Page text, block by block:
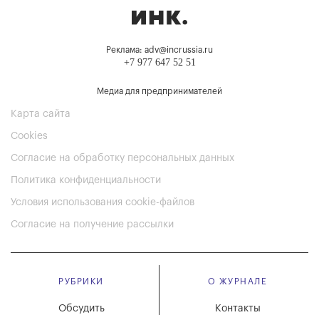
Реклама: adv@incrussia.ru
+7 977 647 52 51
Медиа для предпринимателей
Карта сайта
Cookies
Согласие на обработку персональных данных
Политика конфиденциальности
Условия использования cookie-файлов
Согласие на получение рассылки
РУБРИКИ
Обсудить
О ЖУРНАЛЕ
Контакты